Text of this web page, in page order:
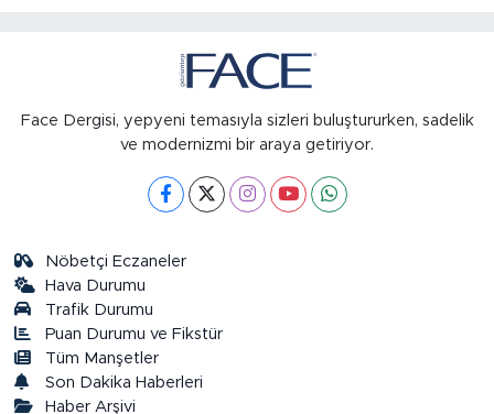
Face Dergisi, yepyeni temasıyla sizleri buluştururken, sadelik
ve modernizmi bir araya getiriyor.
Nöbetçi Eczaneler
Hava Durumu
Trafik Durumu
Puan Durumu ve Fikstür
Tüm Manşetler
Son Dakika Haberleri
Haber Arşivi